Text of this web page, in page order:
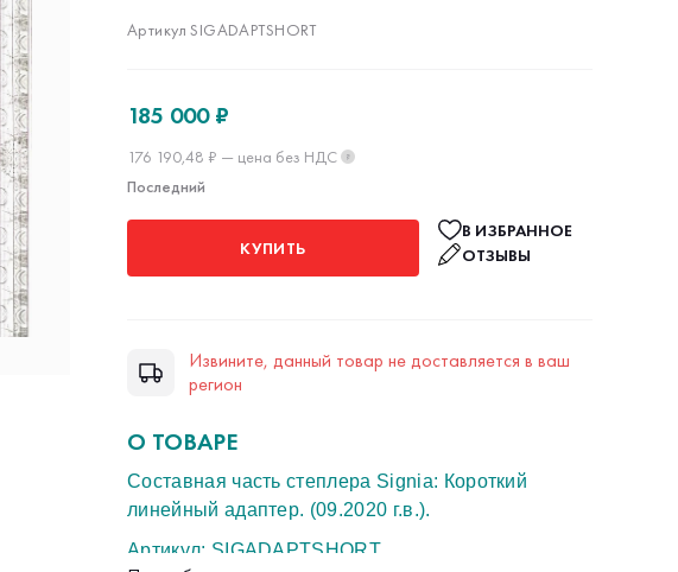
Артикул SIGADAPTSHORT
185 000 ₽
176 190,48 ₽ — цена без НДС ?
Последний
КУПИТЬ
В ИЗБРАННОЕ
ОТЗЫВЫ
Извините, данный товар не доставляется в ваш
регион
О ТОВАРЕ
Составная часть степлера Signia: Короткий
линейный адаптер. (09.2020 г.в.).
Артикул: SIGADAPTSHORT.